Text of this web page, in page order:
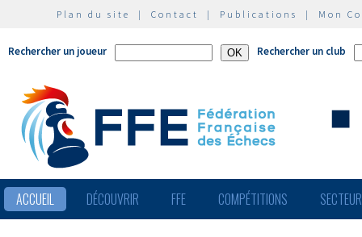
Plan du site | Contact | Publications | Mon
Rechercher un joueur Rechercher un club
ACCUEIL DÉCOUVRIR FFE COMPÉTITIONS